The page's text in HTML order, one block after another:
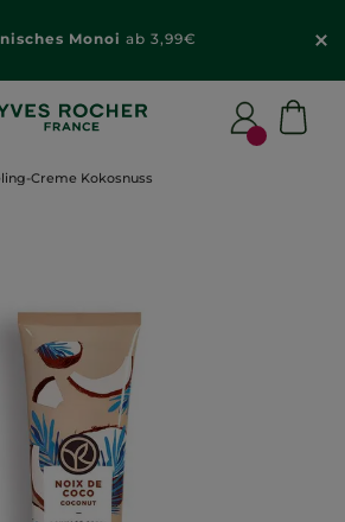
Monoi ab 3,99€
Creme Kokosnuss